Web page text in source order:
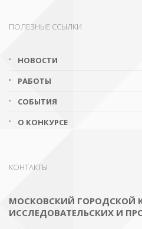
ПОЛЕЗНЫЕ ССЫЛКИ
НОВОСТИ
РАБОТЫ
СОБЫТИЯ
О КОНКУРСЕ
КОНТАКТЫ
МОСКОВСКИЙ ГОРОДСКОЙ
ИССЛЕДОВАТЕЛЬСКИХ И